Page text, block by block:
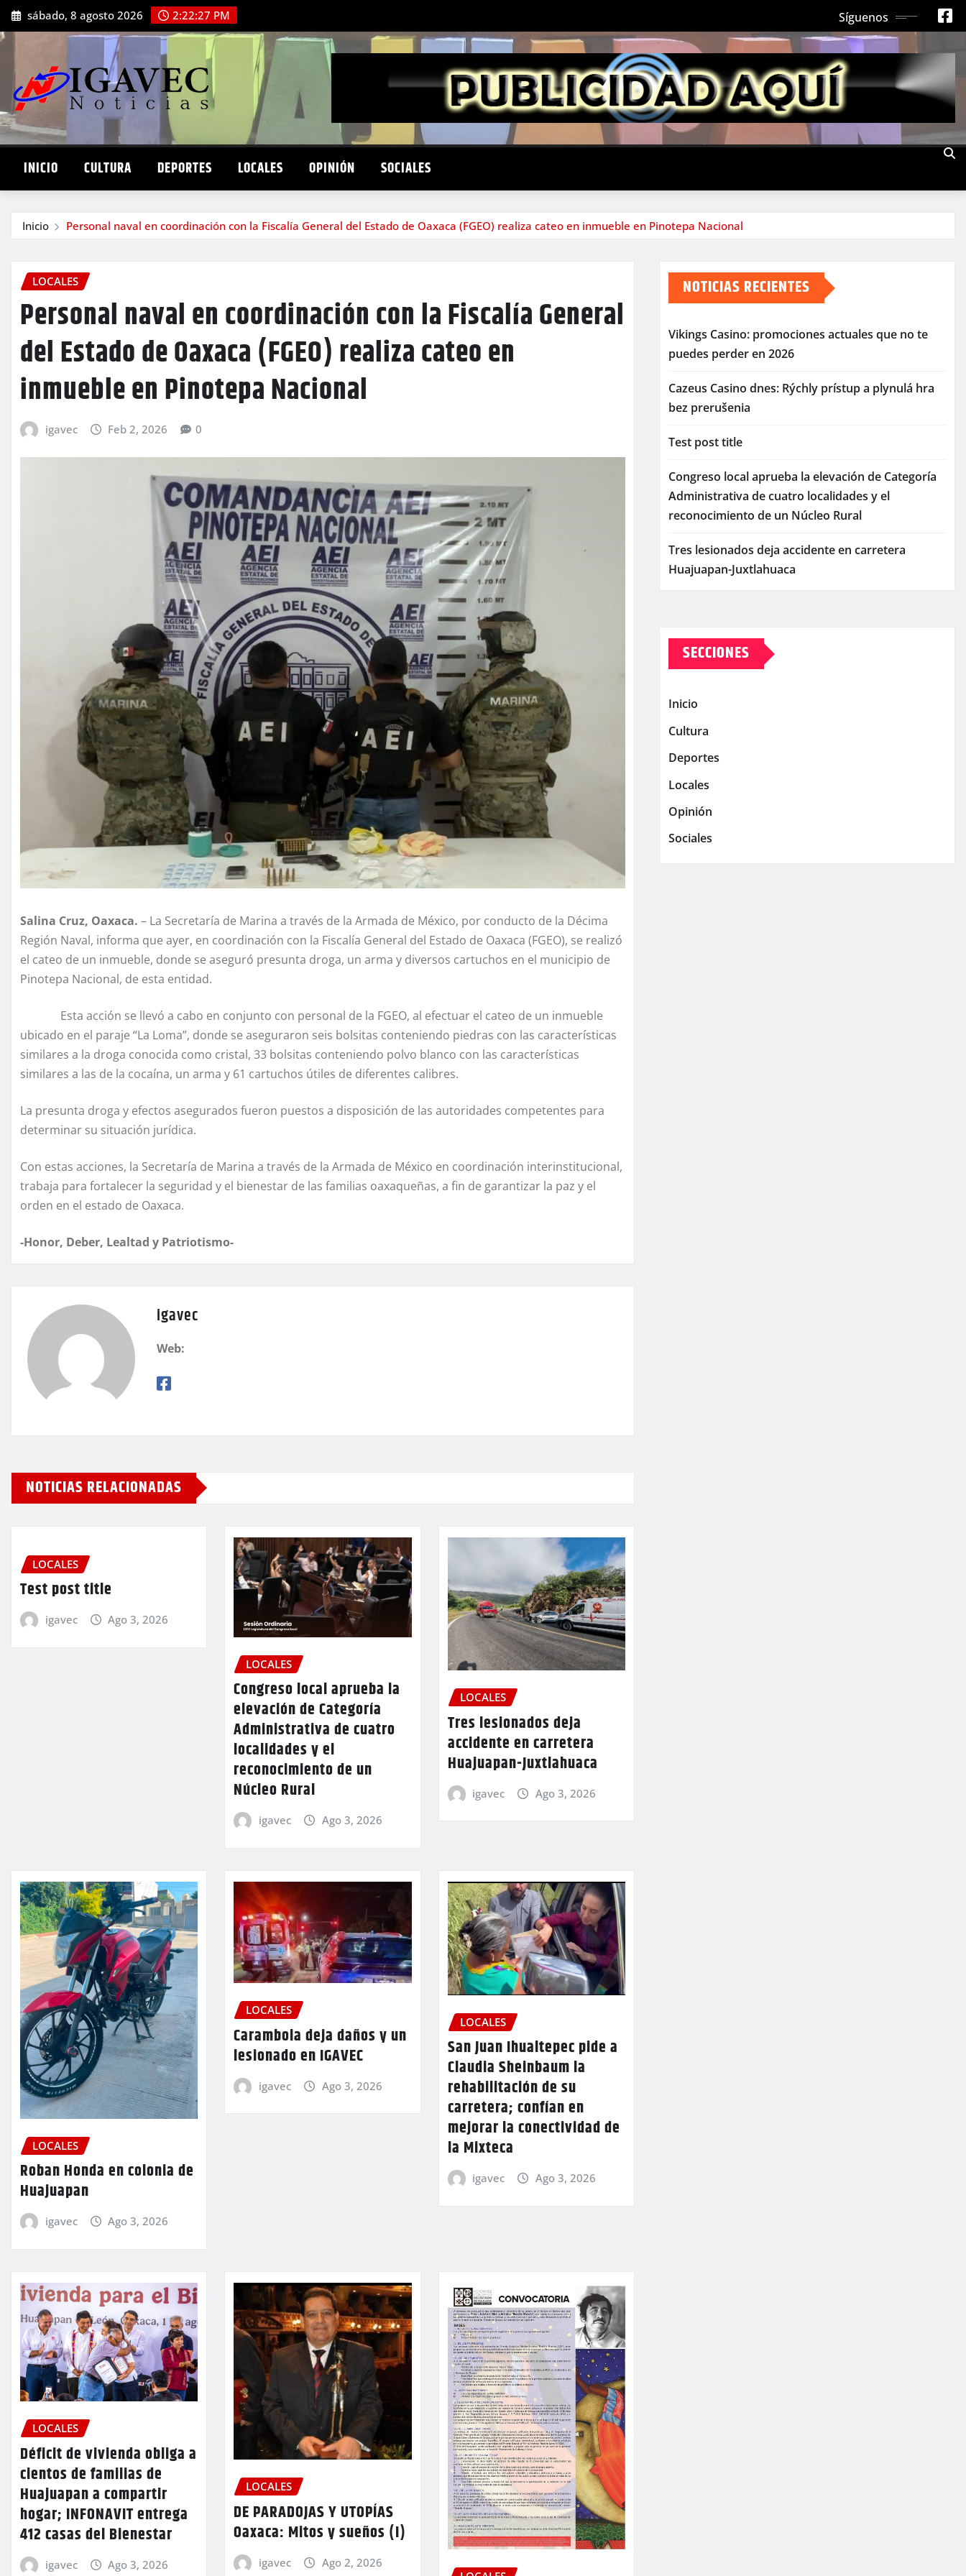
Saltar
al
contenido
sábado, 8 agosto 2026 2:22:28 PM Síguenos
INICIO CULTURA DEPORTES LOCALES OPINIÓN SOCIALES
Inicio Personal naval en coordinación con la Fiscalía General del Estado de Oaxaca (FGEO) realiza cateo en inmueble en Pinotepa Nacional
LOCALES
Personal naval en coordinación con la Fiscalía General
del Estado de Oaxaca (FGEO) realiza cateo en
inmueble en Pinotepa Nacional
igavec Feb 2, 2026 0
Salina Cruz, Oaxaca. – La Secretaría de Marina a través de la Armada de México, por conducto de la Décima
Región Naval, informa que ayer, en coordinación con la Fiscalía General del Estado de Oaxaca (FGEO), se realizó
el cateo de un inmueble, donde se aseguró presunta droga, un arma y diversos cartuchos en el municipio de
Pinotepa Nacional, de esta entidad.
Esta acción se llevó a cabo en conjunto con personal de la FGEO, al efectuar el cateo de un inmueble
ubicado en el paraje “La Loma”, donde se aseguraron seis bolsitas conteniendo piedras con las características
similares a la droga conocida como cristal, 33 bolsitas conteniendo polvo blanco con las características
similares a las de la cocaína, un arma y 61 cartuchos útiles de diferentes calibres.
La presunta droga y efectos asegurados fueron puestos a disposición de las autoridades competentes para
determinar su situación jurídica.
Con estas acciones, la Secretaría de Marina a través de la Armada de México en coordinación interinstitucional,
trabaja para fortalecer la seguridad y el bienestar de las familias oaxaqueñas, a fin de garantizar la paz y el
orden en el estado de Oaxaca.
-Honor, Deber, Lealtad y Patriotismo-
igavec
Web:
NOTICIAS RELACIONADAS
LOCALES
Test post title
igavec Ago 3, 2026
LOCALES
Congreso local aprueba la
elevación de Categoría
Administrativa de cuatro
localidades y el
reconocimiento de un
Núcleo Rural
igavec Ago 3, 2026
LOCALES
Tres lesionados deja
accidente en carretera
Huajuapan-Juxtlahuaca
igavec Ago 3, 2026
LOCALES
Roban Honda en colonia de
Huajuapan
igavec Ago 3, 2026
LOCALES
Carambola deja daños y un
lesionado en IGAVEC
igavec Ago 3, 2026
LOCALES
San Juan Ihualtepec pide a
Claudia Sheinbaum la
rehabilitación de su
carretera; confían en
mejorar la conectividad de
la Mixteca
igavec Ago 3, 2026
LOCALES
Déficit de vivienda obliga a
cientos de familias de
Huajuapan a compartir
hogar; INFONAVIT entrega
412 casas del Bienestar
igavec Ago 3, 2026
LOCALES
DE PARADOJAS Y UTOPÍAS
Oaxaca: Mitos y sueños (I)
igavec
Ago 2, 2026
NOTICIAS RECIENTES
Vikings Casino: promociones actuales que no te
puedes perder en 2026
Cazeus Casino dnes: Rýchly prístup a plynulá hra
bez prerušenia
Test post title
Congreso local aprueba la elevación de Categoría
Administrativa de cuatro localidades y el
reconocimiento de un Núcleo Rural
Tres lesionados deja accidente en carretera
Huajuapan-Juxtlahuaca
SECCIONES
Inicio
Cultura
Deportes
Locales
Opinión
Sociales